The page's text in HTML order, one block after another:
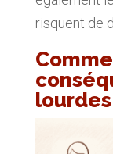
risquent de